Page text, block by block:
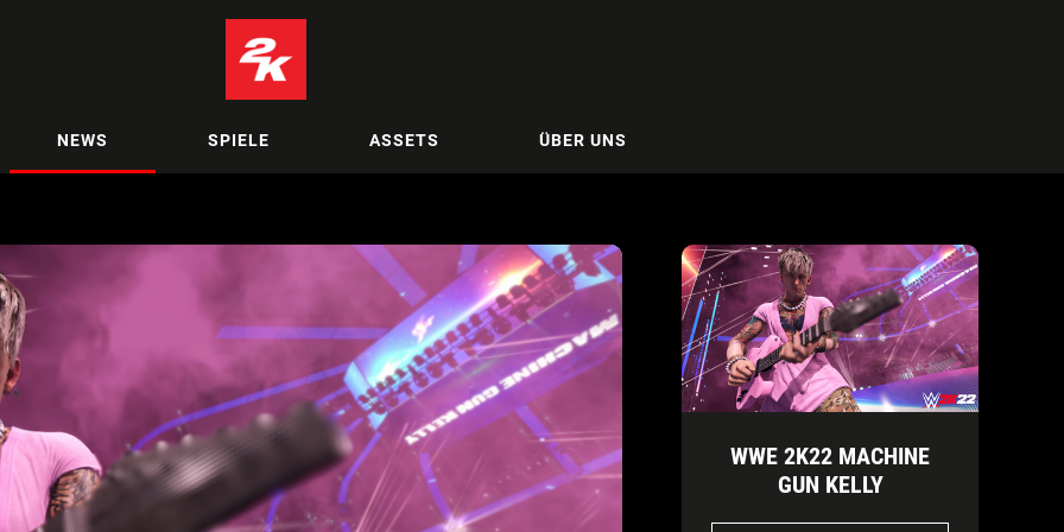
NEWS SPIELE ASSETS ÜBER UNS
WWE 2K22 MACHINE
GUN KELLY